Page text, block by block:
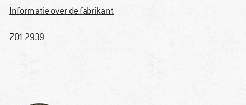
Informatie over de fabrikant
701-2939